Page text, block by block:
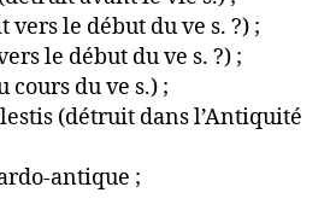
vers le début du ve s. ?) ;
le début du ve s. ?) ;
cours du ve s.) ;
(détruit dans l’Antiquité
;